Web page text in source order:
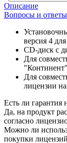
Описание
Вопросы и ответы
версия 4
CD-диск с
Для
Для
лицензии
Есть ли гарантия
Да, на продукт
согласно
Можно ли
покупки